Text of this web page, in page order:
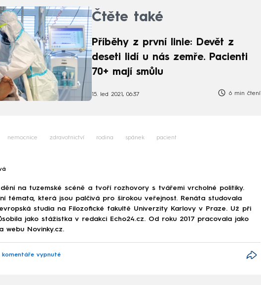
Čtěte také
Příběhy z první linie: Devět z
deseti lidí u nás zemře. Pacienti
70+ mají smůlu
15. led 2021, 06:37 6 min čtení
nemocnice zdravotnictví rodina spánek pacient
na tuzemské scéně a tvoří rozhovory s tvářemi vrcholné politiky.
témata, která jsou palčivá pro širokou veřejnost. Renáta studovala
studia na Filozofické fakultě Univerzity Karlovy v Praze. Už při
jako stážistka v redakci Echo24.cz. Od roku 2017 pracovala jako
webu Novinky.cz.
vypnuté